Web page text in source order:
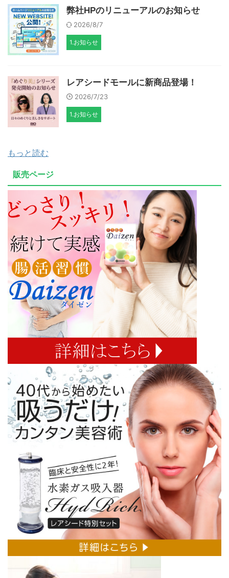
弊社HPのリニューアルのお知らせ
2026/8/7
1.お知らせ
レアシードモールに新商品登場！
2026/7/23
1.お知らせ
もっと読む
販売ページ